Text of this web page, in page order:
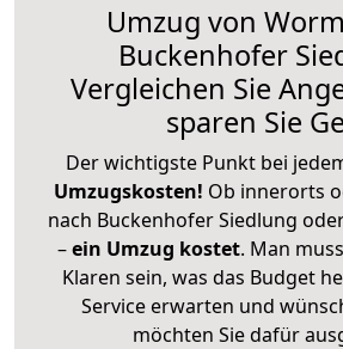
Umzug von
Buckenhofer
Vergleichen Sie
sparen Sie
Der wichtigste Punkt bei
Umzugskosten! Ob innerorts
nach Buckenhofer Siedlung
–ein Umzug kostet. Man
Klaren sein, was das Budget
Service erwarten und
möchten Sie dafür